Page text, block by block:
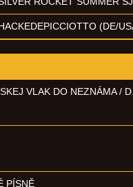
(DE/
VLAK DO NEZNÁMA /
PÍSNĚ